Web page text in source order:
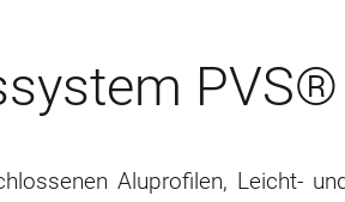
PVS®
Aluprofilen, Leicht-